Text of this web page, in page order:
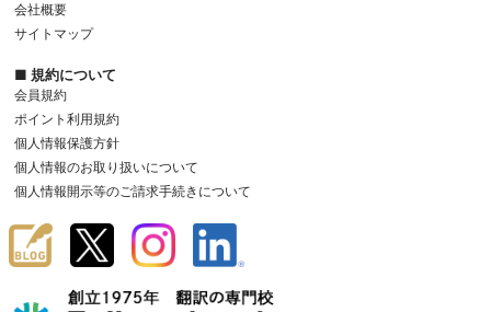
会社概要
サイトマップ
■ 規約について
会員規約
ポイント利用規約
個人情報保護方針
個人情報のお取り扱いについて
個人情報開示等のご請求手続きについて